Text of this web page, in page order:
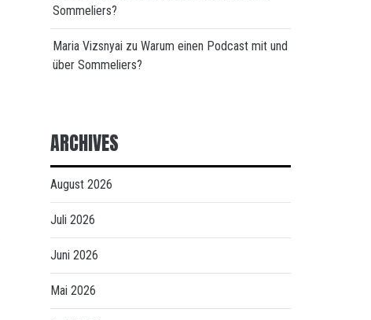
Sommeliers?
Maria Vizsnyai zu Warum einen Podcast mit und
über Sommeliers?
ARCHIVES
August 2026
Juli 2026
Juni 2026
Mai 2026